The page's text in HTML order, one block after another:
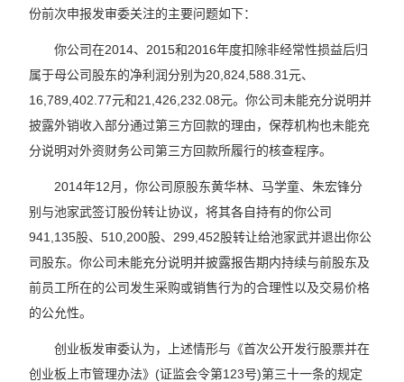
份前次申报发审委关注的主要问题如下：
你公司在2014、2015和2016年度扣除非经常性损益后归
属于母公司股东的净利润分别为20,824,588.31元、
16,789,402.77元和21,426,232.08元。你公司未能充分说明并
披露外销收入部分通过第三方回款的理由，保荐机构也未能充
分说明对外资财务公司第三方回款所履行的核查程序。
2014年12月，你公司原股东黄华林、马学童、朱宏锋分
别与池家武签订股份转让协议，将其各自持有的你公司
941,135股、510,200股、299,452股转让给池家武并退出你公
司股东。你公司未能充分说明并披露报告期内持续与前股东及
前员工所在的公司发生采购或销售行为的合理性以及交易价格
的公允性。
创业板发审委认为，上述情形与《首次公开发行股票并在
创业板上市管理办法》(证监会令第123号)第三十一条的规定